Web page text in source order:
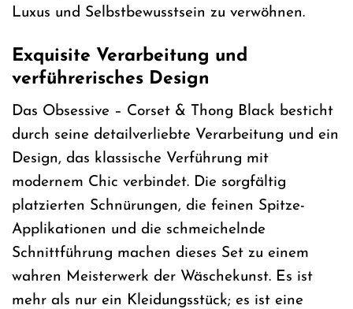
Luxus und Selbstbewusstsein zu verwöhnen.
Exquisite Verarbeitung und
verführerisches Design
Das Obsessive – Corset & Thong Black besticht
durch seine detailverliebte Verarbeitung und ein
Design, das klassische Verführung mit
modernem Chic verbindet. Die sorgfältig
platzierten Schnürungen, die feinen Spitze-
Applikationen und die schmeichelnde
Schnittführung machen dieses Set zu einem
wahren Meisterwerk der Wäschekunst. Es ist
mehr als nur ein Kleidungsstück; es ist eine